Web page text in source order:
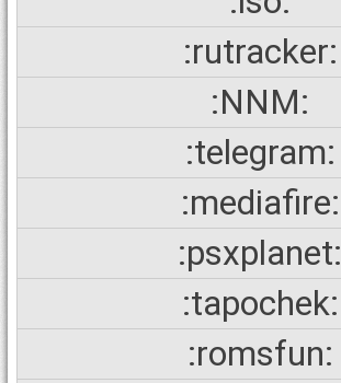
:rutracker:
:NNM:
:telegram:
:mediafire:
:psxplanet:
:tapochek:
:romsfun: